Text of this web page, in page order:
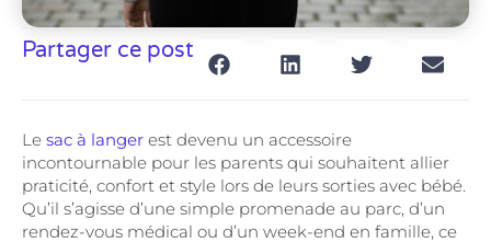
Partager ce post
Le sac à langer est devenu un accessoire
incontournable pour les parents qui souhaitent allier
praticité, confort et style lors de leurs sorties avec bébé.
Qu’il s’agisse d’une simple promenade au parc, d’un
rendez-vous médical ou d’un week-end en famille, ce